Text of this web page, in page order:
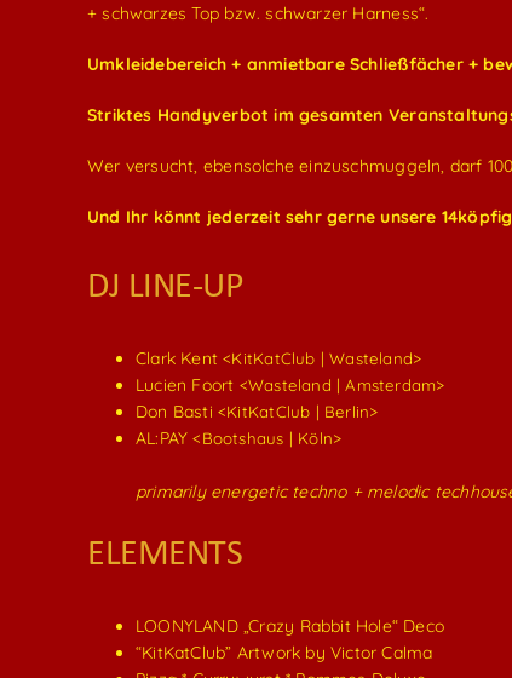
+ schwarzes Top bzw. schwarzer Harness“.
Umkleidebereich + anmietbare Schließfächer +
Striktes Handyverbot im gesamten
Wer versucht, ebensolche einzuschmuggeln, darf
Und Ihr könnt jederzeit sehr gerne unsere
DJ LINE-UP
Clark Kent<KitKatClub | Wasteland>
Lucien Foort <Wasteland | Amsterdam>
Don Basti<KitKatClub | Berlin>
AL:PAY<Bootshaus | Köln>
primarily energetic techno + melodic
ELEMENTS
LOONYLAND „Crazy Rabbit Hole“ Deco
“KitKatClub” Artwork by Victor Calma